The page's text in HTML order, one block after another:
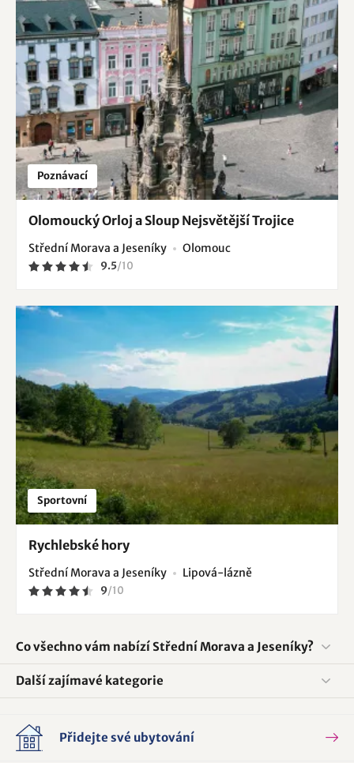
Poznávací
Olomoucký Orloj a Sloup Nejsvětější Trojice
Střední Morava a Jeseníky Olomouc
9.5/10
Sportovní
Rychlebské hory
Střední Morava a Jeseníky Lipová-lázně
9/10
Co všechno vám nabízí Střední Morava a Jeseníky?
Další zajímavé kategorie
Přidejte své ubytování